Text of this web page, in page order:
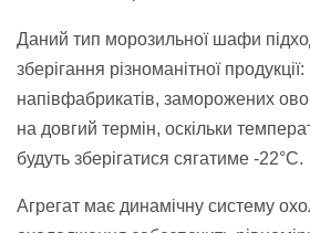
Даний тип морозильної шафи
зберігання різноманітної
напівфабрикатів, заморожених
на довгий термін, оскільки
будуть зберігатися сягатиме -22°C.
Агрегат має динамічну систему